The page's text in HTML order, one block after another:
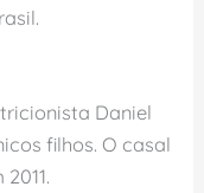
Daniel
filhos. O casal